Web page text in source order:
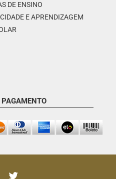
DE ENSINO
E APRENDIZAGEM